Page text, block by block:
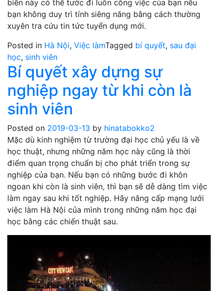
biến này có thể tước đi luôn công việc của bạn nếu
bạn không duy trì tính siêng năng bằng cách thường
xuyên tra cứu tin tức tuyển dụng mới.
Posted in Hà Nội, Việc làmTagged bí quyết, sau đại
học, sinh viên
Bí quyết xây dựng sự
nghiệp ngay từ khi còn là
sinh viên
Posted on 2019-03-13 by hinatabokko2
Mặc dù kinh nghiệm từ trường đại học chủ yếu là về
học thuật, nhưng những năm học này cũng là thời
điểm quan trọng chuẩn bị cho phát triển trong sự
nghiệp của bạn. Nếu bạn có những bước đi khôn
ngoan khi còn là sinh viên, thì bạn sẽ dễ dàng tìm việc
làm ngay sau khi tốt nghiệp. Hãy nâng cấp mạng lưới
việc làm Hà Nội của mình trong những năm học đại
học bằng các chiến thuật sau.